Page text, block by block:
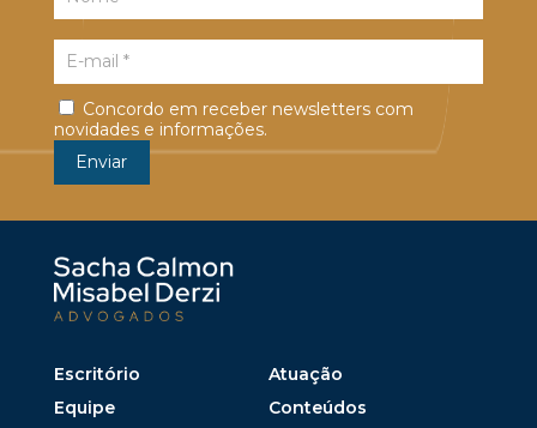
Concordo em receber newsletters com
novidades e informações.
Escritório
Atuação
Equipe
Conteúdos